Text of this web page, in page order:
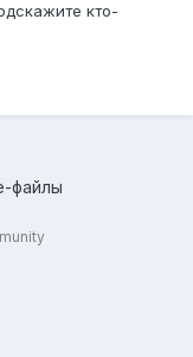
кто-
, пишут что на
и 32 на вал
файлы